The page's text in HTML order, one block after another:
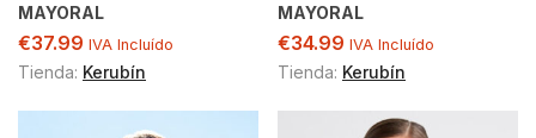
MAYORAL
€37.99 IVA Incluído
Tienda: Kerubín
MAYORAL
€34.99 IVA Incluído
Tienda: Kerubín